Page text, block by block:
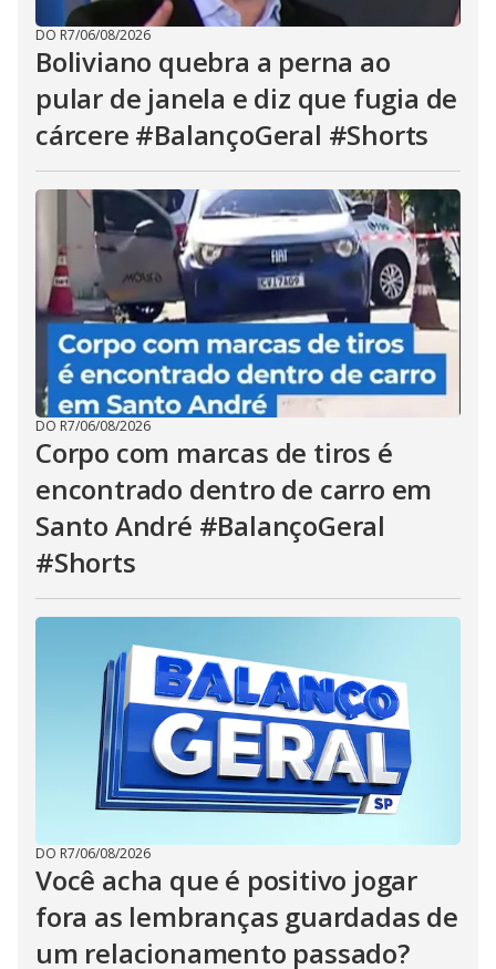
DO R7/06/08/2026
Boliviano quebra a perna ao
pular de janela e diz que fugia de
cárcere #BalançoGeral #Shorts
DO R7/06/08/2026
Corpo com marcas de tiros é
encontrado dentro de carro em
Santo André #BalançoGeral
#Shorts
DO R7/06/08/2026
Você acha que é positivo jogar
fora as lembranças guardadas de
um relacionamento passado?